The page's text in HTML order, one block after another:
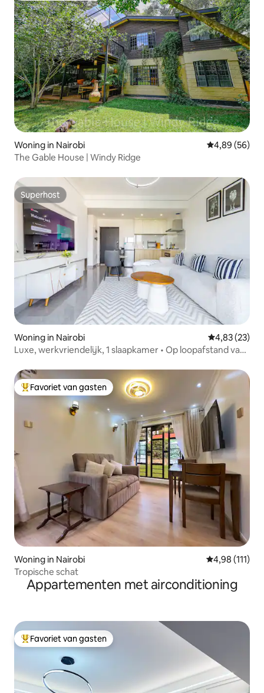
Woning in Nairobi Gemiddelde
4,89 (56)
The Gable House | Windy Ridge
Superhost
Superhost
Woning in Nairobi Gemiddelde
4,83 (23)
Luxe, werkvriendelijk, 1 slaapkamer • Op loopafstand van
Topfavoriet van gasten
Favoriet van gasten
Woning in Nairobi Gemiddelde
4,98 (111)
Tropische schat
Appartementen met airconditioning
Topfavoriet van gasten
Favoriet van gasten